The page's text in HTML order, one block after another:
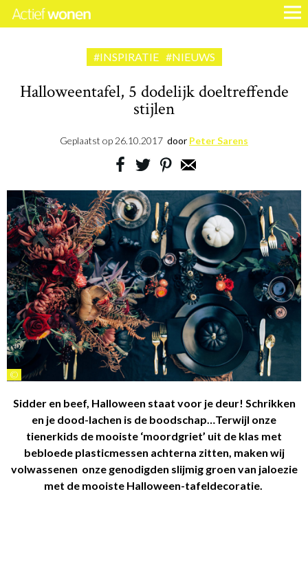
#INSPIRATIE #NIEUWS
Halloweentafel, 5 dodelijk doeltreffende
stijlen
Geplaatst op 26.10.2017 door Peter Sarens
©
Sidder en beef, Halloween staat voor je deur! Schrikken
en je dood-lachen is de boodschap…Terwijl onze
tienerkids de mooiste ‘moordgriet’ uit de klas met
bebloede plasticmessen achterna zitten, maken wij
volwassenen onze genodigden slijmig groen van jaloezie
met de mooiste Halloween-tafeldecoratie.